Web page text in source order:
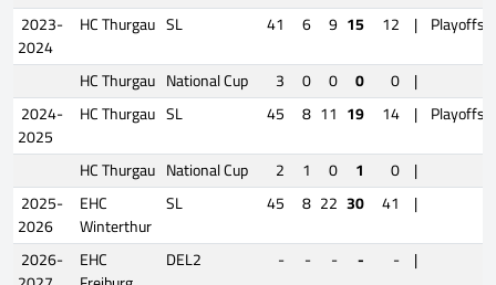
2023-
2024
HC Thurgau SL 41 6 9 15 12 | Playoffs
HC Thurgau National Cup 3 0 0 0 0 |
2024-
2025
HC Thurgau SL 45 8 11 19 14 | Playoffs
HC Thurgau National Cup 2 1 0 1 0 |
2025-
2026
EHC
Winterthur
SL 45 8 22 30 41
|
2026-
EHC
DEL2 - - - - - |